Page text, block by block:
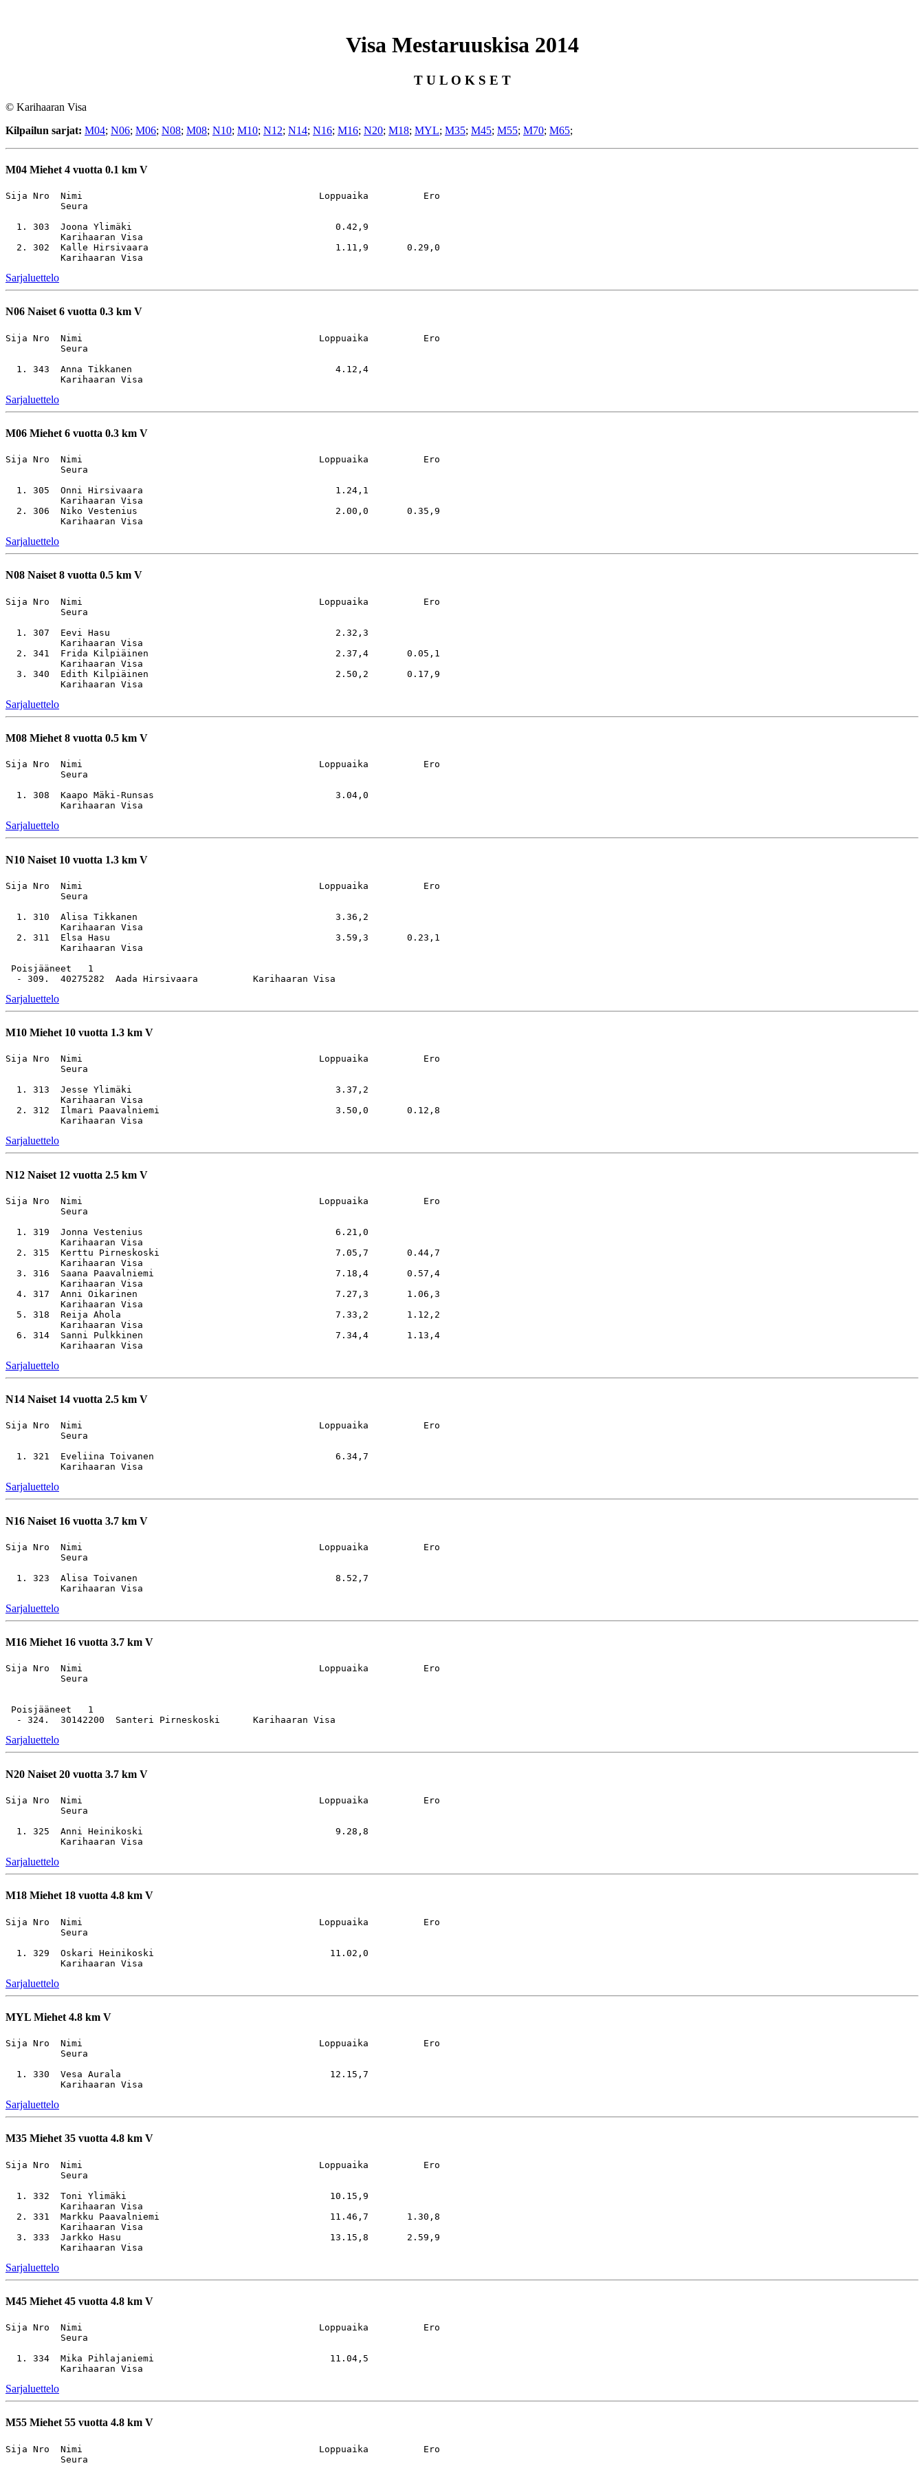
Visa Mestaruuskisa 2014
T U L O K S E T
© Karihaaran Visa
Kilpailun sarjat: M04; N06; M06; N08; M08; N10; M10; N12; N14; N16; M16; N20; M18; MYL; M35; M45; M55; M70; M65;
M04 Miehet 4 vuotta 0.1 km V
Sija Nro  Nimi                                           Loppuaika          Ero
          Seura
  1. 303  Joona Ylimäki                                     0.42,9
          Karihaaran Visa
  2. 302  Kalle Hirsivaara                                  1.11,9       0.29,0
Sarjaluettelo
N06 Naiset 6 vuotta 0.3 km V
Sija Nro  Nimi                                           Loppuaika          Ero
          Seura
  1. 343  Anna Tikkanen                                     4.12,4
Sarjaluettelo
M06 Miehet 6 vuotta 0.3 km V
Sija Nro  Nimi                                           Loppuaika          Ero
          Seura
  1. 305  Onni Hirsivaara                                   1.24,1
          Karihaaran Visa
  2. 306  Niko Vestenius                                    2.00,0       0.35,9
Sarjaluettelo
N08 Naiset 8 vuotta 0.5 km V
Sija Nro  Nimi                                           Loppuaika          Ero
          Seura
  1. 307  Eevi Hasu                                         2.32,3
          Karihaaran Visa
  2. 341  Frida Kilpiäinen                                  2.37,4       0.05,1
          Karihaaran Visa
  3. 340  Edith Kilpiäinen                                  2.50,2       0.17,9
Sarjaluettelo
M08 Miehet 8 vuotta 0.5 km V
Sija Nro  Nimi                                           Loppuaika          Ero
          Seura
  1. 308  Kaapo Mäki-Runsas                                 3.04,0
Sarjaluettelo
N10 Naiset 10 vuotta 1.3 km V
Sija Nro  Nimi                                           Loppuaika          Ero
          Seura
  1. 310  Alisa Tikkanen                                    3.36,2
          Karihaaran Visa
  2. 311  Elsa Hasu                                         3.59,3       0.23,1
          Karihaaran Visa
Poisjääneet   1
Sarjaluettelo
M10 Miehet 10 vuotta 1.3 km V
Sija Nro  Nimi                                           Loppuaika          Ero
          Seura
  1. 313  Jesse Ylimäki                                     3.37,2
          Karihaaran Visa
  2. 312  Ilmari Paavalniemi                                3.50,0       0.12,8
Sarjaluettelo
N12 Naiset 12 vuotta 2.5 km V
Sija Nro  Nimi                                           Loppuaika          Ero
          Seura
  1. 319  Jonna Vestenius                                   6.21,0
          Karihaaran Visa
  2. 315  Kerttu Pirneskoski                                7.05,7       0.44,7
          Karihaaran Visa
  3. 316  Saana Paavalniemi                                 7.18,4       0.57,4
          Karihaaran Visa
  4. 317  Anni Oikarinen                                    7.27,3       1.06,3
          Karihaaran Visa
  5. 318  Reija Ahola                                       7.33,2       1.12,2
          Karihaaran Visa
  6. 314  Sanni Pulkkinen                                   7.34,4       1.13,4
Sarjaluettelo
N14 Naiset 14 vuotta 2.5 km V
Sija Nro  Nimi                                           Loppuaika          Ero
          Seura
  1. 321  Eveliina Toivanen                                 6.34,7
Sarjaluettelo
N16 Naiset 16 vuotta 3.7 km V
Sija Nro  Nimi                                           Loppuaika          Ero
          Seura
  1. 323  Alisa Toivanen                                    8.52,7
Sarjaluettelo
M16 Miehet 16 vuotta 3.7 km V
Sija Nro  Nimi                                           Loppuaika          Ero
          Seura
Poisjääneet   1
Sarjaluettelo
N20 Naiset 20 vuotta 3.7 km V
Sija Nro  Nimi                                           Loppuaika          Ero
          Seura
  1. 325  Anni Heinikoski                                   9.28,8
Sarjaluettelo
M18 Miehet 18 vuotta 4.8 km V
Sija Nro  Nimi                                           Loppuaika          Ero
          Seura
  1. 329  Oskari Heinikoski                                11.02,0
Sarjaluettelo
MYL Miehet 4.8 km V
Sija Nro  Nimi                                           Loppuaika          Ero
          Seura
  1. 330  Vesa Aurala                                      12.15,7
Sarjaluettelo
M35 Miehet 35 vuotta 4.8 km V
Sija Nro  Nimi                                           Loppuaika          Ero
          Seura
  1. 332  Toni Ylimäki                                     10.15,9
          Karihaaran Visa
  2. 331  Markku Paavalniemi                               11.46,7       1.30,8
          Karihaaran Visa
  3. 333  Jarkko Hasu                                      13.15,8       2.59,9
Sarjaluettelo
M45 Miehet 45 vuotta 4.8 km V
Sija Nro  Nimi                                           Loppuaika          Ero
          Seura
  1. 334  Mika Pihlajaniemi                                11.04,5
Sarjaluettelo
M55 Miehet 55 vuotta 4.8 km V
Sija Nro  Nimi                                           Loppuaika          Ero
          Seura